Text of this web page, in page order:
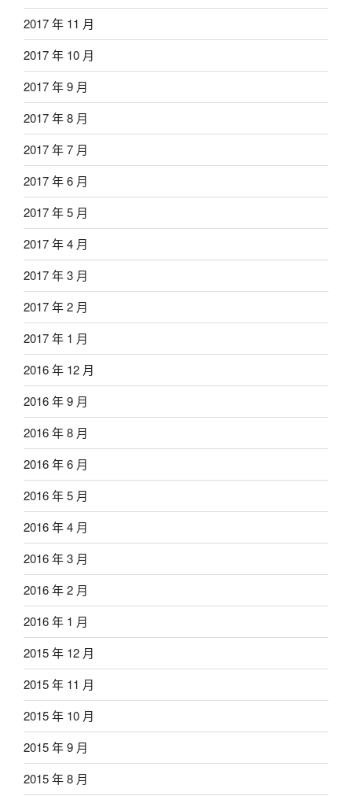
2017 年 11 月
2017 年 10 月
2017 年 9 月
2017 年 8 月
2017 年 7 月
2017 年 6 月
2017 年 5 月
2017 年 4 月
2017 年 3 月
2017 年 2 月
2017 年 1 月
2016 年 12 月
2016 年 9 月
2016 年 8 月
2016 年 6 月
2016 年 5 月
2016 年 4 月
2016 年 3 月
2016 年 2 月
2016 年 1 月
2015 年 12 月
2015 年 11 月
2015 年 10 月
2015 年 9 月
2015 年 8 月